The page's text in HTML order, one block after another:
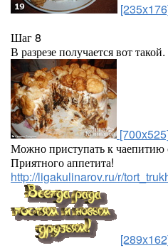
Шаг 8
В разрезе получается вот такой.
Можно приступать к чаепитию
Приятного аппетита!
http://ligakulinarov.ru/r/